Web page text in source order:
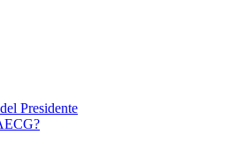
Presidente